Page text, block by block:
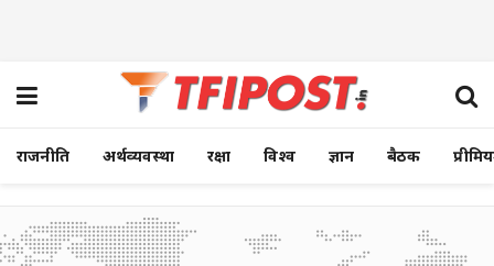
राजनीति अर्थव्यवस्था रक्षा विश्व ज्ञान बैठक